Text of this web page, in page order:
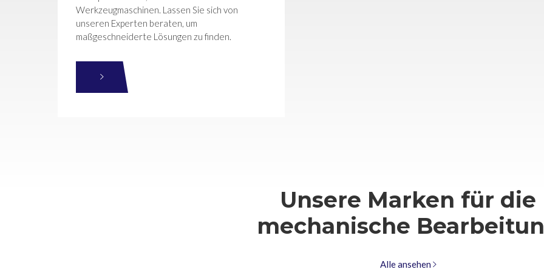
Werkzeugmaschinen. Lassen Sie sich von
unseren Experten beraten, um
maßgeschneiderte Lösungen zu finden.
Unsere Marken für die
mechanische
Alle ansehen